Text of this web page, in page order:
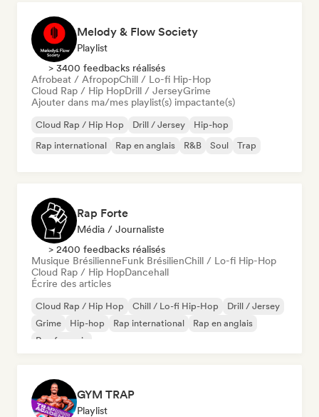
Melody & Flow Society
Playlist
> 3400 feedbacks réalisés
Afrobeat / AfropopChill / Lo-fi Hip-Hop
Cloud Rap / Hip HopDrill / JerseyGrime
Ajouter dans ma/mes playlist(s) impactante(s)
Cloud Rap / Hip Hop Drill / Jersey
Hip-hop
Rap international
Rap en anglais R&B Soul Trap
Rap Forte
Média / Journaliste
> 2400 feedbacks réalisés
Musique BrésilienneFunk BrésilienChill / Lo-fi Hip-Hop
Cloud Rap / Hip HopDancehall
Écrire des articles
Cloud Rap / Hip Hop Chill / Lo-fi Hip-Hop
Drill / Jersey
Grime
Hip-hop Rap international
Rap en anglais
Rap francais
GYM TRAP
Playlist